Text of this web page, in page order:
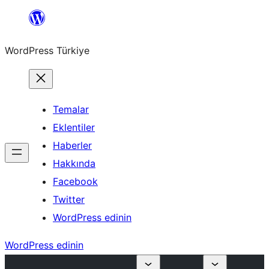
İçeriğe
WordPress Türkiye
Temalar
Eklentiler
Haberler
Hakkında
Facebook
Twitter
WordPress edinin
WordPress edinin